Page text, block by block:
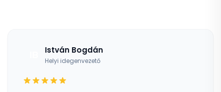
István Bogdán
Helyi idegenvezető